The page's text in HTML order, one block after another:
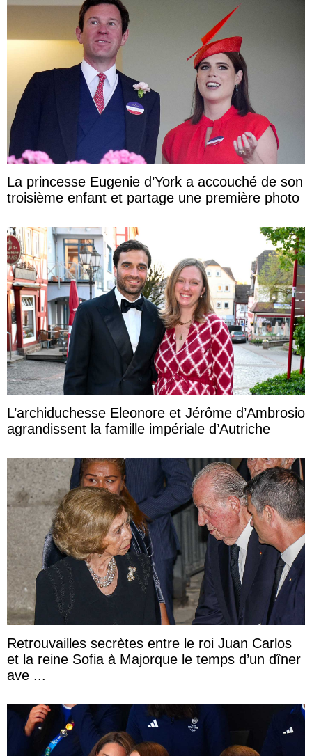
La princesse Eugenie d’York a accouché de son
troisième enfant et partage une première photo
L’archiduchesse Eleonore et Jérôme d’Ambrosio
agrandissent la famille impériale d’Autriche
Retrouvailles secrètes entre le roi Juan Carlos
et la reine Sofia à Majorque le temps d’un dîner
ave ...